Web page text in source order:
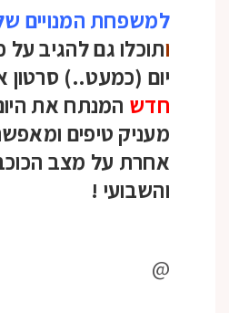
למשפחת המנויים
ותוכלו גם להגיב על
יום (כמעט..) סרטון
חדש המנתח את
מעניק טיפים
אחרת על מצב
והשבועי !
@